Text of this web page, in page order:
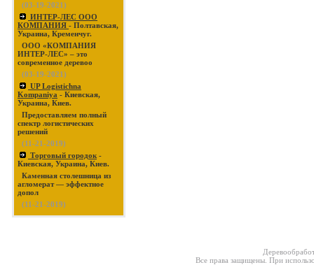
(03-19-2021)
ИНТЕР-ЛЕС ООО
КОМПАНИЯ - Полтавская,
Украина, Кременчуг.
ООО «КОМПАНИЯ
ИНТЕР-ЛЕС» – это
современное деревоо
(03-19-2021)
UP Logistichna
Kompaniya - Киевская,
Украина, Киев.
Предоставляем полный
спектр логистических
решений
(11-21-2019)
Торговый городок -
Киевская, Украина, Киев.
Каменная столешница из
агломерат — эффектное
допол
(11-21-2019)
Все права защищены. При